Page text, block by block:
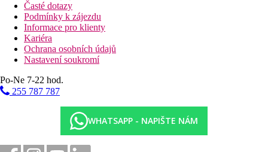
Časté dotazy
Podmínky k zájezdu
Informace pro klienty
Kariéra
Ochrana osobních údajů
Nastavení soukromí
Po-Ne 7-22 hod.
255 787 787
WHATSAPP - NAPIŠTE NÁM